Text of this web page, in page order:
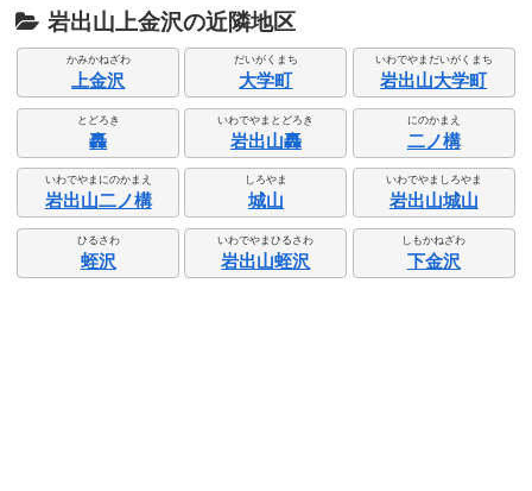
岩出山上金沢の近隣地区
かみかねざわ
上金沢
だいがくまち
大学町
いわでやまだいがくまち
岩出山大学町
とどろき
轟
いわでやまとどろき
岩出山轟
にのかまえ
二ノ構
いわでやまにのかまえ
岩出山二ノ構
しろやま
城山
いわでやましろやま
岩出山城山
ひるさわ
蛭沢
いわでやまひるさわ
岩出山蛭沢
しもかねざわ
下金沢